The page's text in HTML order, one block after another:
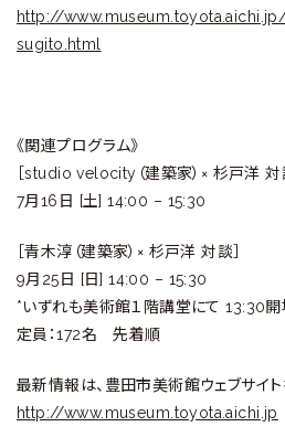
http://
sugito.html
《関連プログラム》
［studio velocity（建築家）× 杉戸洋 対
7月16日 [土] 14:00 – 15:30
［青木淳（建築家）× 杉戸洋 対談］
9月25日 [日] 14:00 – 15:30
*いずれも美術館１階講堂にて 13:30開
定員：172名 先着順
最新情報は、豊田市美術館ウェブサイト
http://www.museum.toyota.aichi.jp